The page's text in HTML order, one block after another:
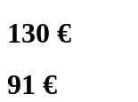
130 €
91 €